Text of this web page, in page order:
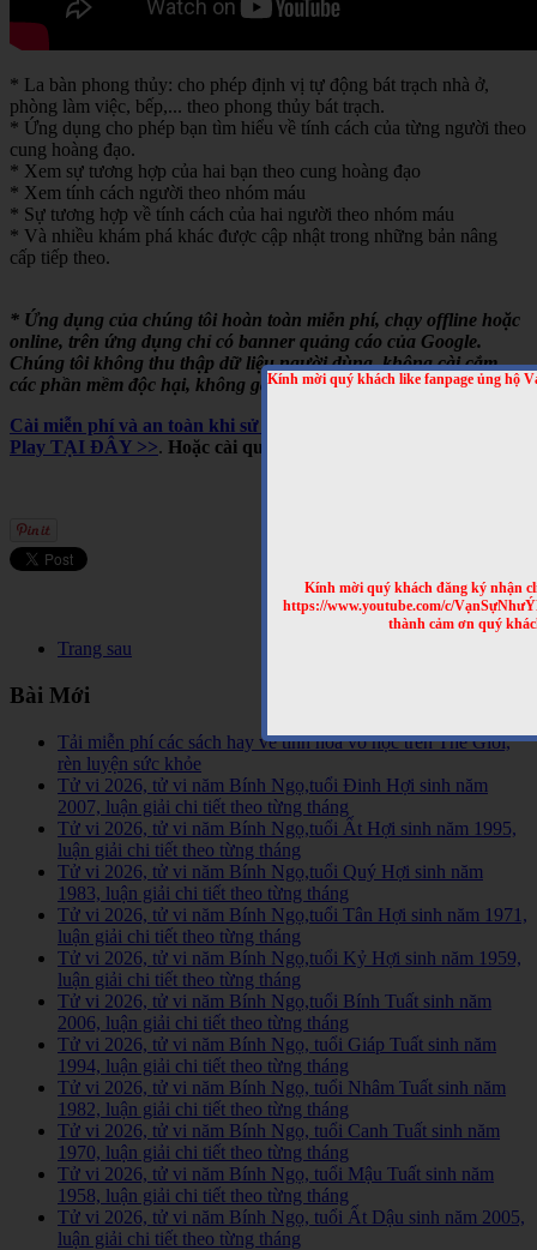
Kính mời quý khách like fanpage ủng hộ
Kính mời quý khách đăng ký nhận
https://www.youtube.com/c/
thành cảm ơn quý
* La bàn phong thủy: cho phép định vị tự động bát trạch nhà ở,
phòng làm việc, bếp,... theo phong thủy bát trạch.
* Ứng dụng cho phép bạn tìm hiểu về tính cách của từng người theo
cung hoàng đạo.
* Xem sự tương hợp của hai bạn theo cung hoàng đạo
* Xem tính cách người theo nhóm máu
* Sự tương hợp về tính cách của hai người theo nhóm máu
* Và nhiều khám phá khác được cập nhật trong những bản nâng
cấp tiếp theo.
* Ứng dụng của chúng tôi hoàn toàn miễn phí, chạy offline hoặc
online, trên ứng dụng chỉ có banner quảng cáo của Google.
Chúng tôi không thu thập dữ liệu người dùng, không cài cắm
các phần mềm độc hại, không gây tốn pin,...
Cài miễn phí và an toàn khi sử dụng cho Android, trên Google
Play TẠI ĐÂY >>. Hoặc cài qua mã QRCODE sau
Trang sau
Bài Mới
Tải miễn phí các sách hay về tinh hoa võ học trên Thế Giới,
rèn luyện sức khỏe
Tử vi 2026, tử vi năm Bính Ngọ,tuổi Đinh Hợi sinh năm
2007, luận giải chi tiết theo từng tháng
Tử vi 2026, tử vi năm Bính Ngọ,tuổi Ất Hợi sinh năm 1995,
luận giải chi tiết theo từng tháng
Tử vi 2026, tử vi năm Bính Ngọ,tuổi Quý Hợi sinh năm
1983, luận giải chi tiết theo từng tháng
Tử vi 2026, tử vi năm Bính Ngọ,tuổi Tân Hợi sinh năm 1971,
luận giải chi tiết theo từng tháng
Tử vi 2026, tử vi năm Bính Ngọ,tuổi Kỷ Hợi sinh năm 1959,
luận giải chi tiết theo từng tháng
Tử vi 2026, tử vi năm Bính Ngọ,tuổi Bính Tuất sinh năm
2006, luận giải chi tiết theo từng tháng
Tử vi 2026, tử vi năm Bính Ngọ, tuổi Giáp Tuất sinh năm
1994, luận giải chi tiết theo từng tháng
Tử vi 2026, tử vi năm Bính Ngọ, tuổi Nhâm Tuất sinh năm
1982, luận giải chi tiết theo từng tháng
Tử vi 2026, tử vi năm Bính Ngọ, tuổi Canh Tuất sinh năm
1970, luận giải chi tiết theo từng tháng
Tử vi 2026, tử vi năm Bính Ngọ, tuổi Mậu Tuất sinh năm
1958, luận giải chi tiết theo từng tháng
Tử vi 2026, tử vi năm Bính Ngọ, tuổi Ất Dậu sinh năm 2005,
luận giải chi tiết theo từng tháng